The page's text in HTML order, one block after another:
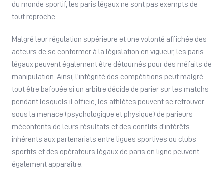
du monde sportif, les paris légaux ne sont pas exempts de
tout reproche.
Malgré leur régulation supérieure et une volonté affichée des
acteurs de se conformer à la législation en vigueur, les paris
légaux peuvent également être détournés pour des méfaits de
manipulation. Ainsi, l’intégrité des compétitions peut malgré
tout être bafouée si un arbitre décide de parier sur les matchs
pendant lesquels il officie, les athlètes peuvent se retrouver
sous la menace (psychologique et physique) de parieurs
mécontents de leurs résultats et des conflits d’intérêts
inhérents aux partenariats entre ligues sportives ou clubs
sportifs et des opérateurs légaux de paris en ligne peuvent
également apparaître.